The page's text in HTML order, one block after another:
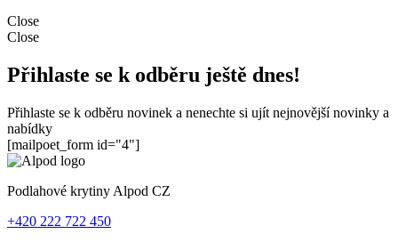
Close
Close
Přihlaste se k odběru ještě dnes!
Přihlaste se k odběru novinek a nenechte si ujít nejnovější novinky a
nabídky
[mailpoet_form id="4"]
Podlahové krytiny Alpod CZ
+420 222 722 450